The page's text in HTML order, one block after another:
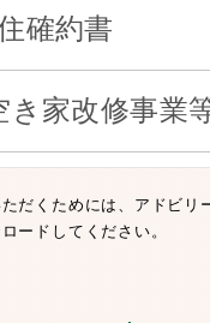
確約書
家改修事業
だくためには、アドビリ
ードしてください。